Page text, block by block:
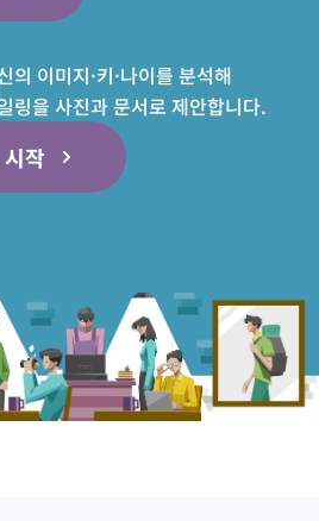
이미지·키·나이를 분석해
링을 사진과 문서로 제안합니다.
작